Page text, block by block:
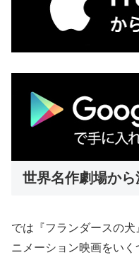
世界名作劇場か
では『フランダースの
ニメーション映画をい